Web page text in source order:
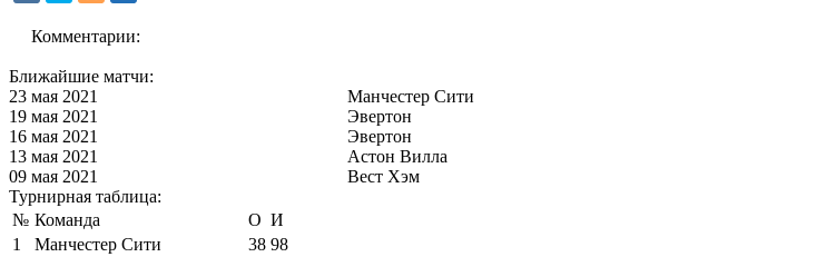
Комментарии:
Ближайшие матчи:
23 мая 2021
Манчестер Сити
19 мая 2021
Эвертон
16 мая 2021
Эвертон
13 мая 2021
Астон Вилла
09 мая 2021
Вест Хэм
Турнирная таблица:
№ Команда О И
1
Манчестер Сити 38 98